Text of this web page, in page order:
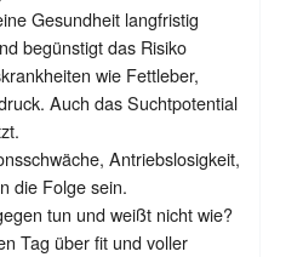
Gesundheit langfristig
begünstigt das Risiko
wie Fettleber,
Auch das Suchtpotential
Antriebslosigkeit,
die Folge sein.
tun und weißt nicht wie?
Tag über fit und voller